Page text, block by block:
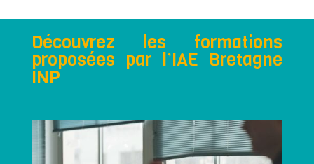
Découvrez les formations
proposées par l’IAE Bretagne
INP